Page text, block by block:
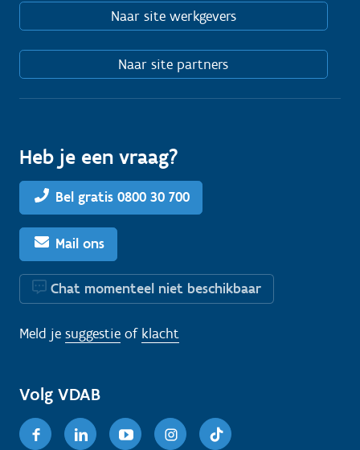
Naar site werkgevers
Naar site partners
Heb je een vraag?
Bel gratis 0800 30 700
Mail ons
Chat momenteel niet beschikbaar
Meld je suggestie of klacht
Volg VDAB
FacebookLinkedinYoutubeInstagram